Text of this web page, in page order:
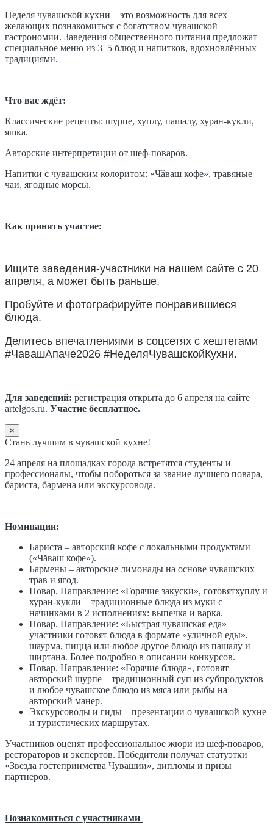
Неделя чувашской кухни – это возможность для всех
желающих познакомиться с богатством чувашской
гастрономии. Заведения общественного питания предложат
специальное меню из 3–5 блюд и напитков, вдохновлённых
традициями.
Что вас ждёт:
Классические рецепты: шурпе, хуплу, пашалу, хуран-кукли,
яшка.
Авторские интерпретации от шеф-поваров.
Напитки с чувашским колоритом: «Чăваш кофе», травяные
чаи, ягодные морсы.
Как принять участие:
Ищите заведения-участники на нашем сайте с 20
апреля, а может быть раньше.
Пробуйте и фотографируйте понравившиеся
блюда.
Делитесь впечатлениями в соцсетях с хештегами
#ЧавашАпаче2026 #НеделяЧувашскойКухни.
Для заведений: регистрация открыта до 6 апреля на сайте
artelgos.ru. Участие бесплатное.
×
Стань лучшим в чувашской кухне!
24 апреля на площадках города встретятся студенты и
профессионалы, чтобы побороться за звание лучшего повара,
бариста, бармена или экскурсовода.
Номинации:
Бариста – авторский кофе с локальными продуктами
(«Чăваш кофе»).
Бармены – авторские лимонады на основе чувашских
трав и ягод.
Повар. Направление: «Горячие закуски», готовятхуплу и
хуран-кукли – традиционные блюда из муки с
начинками в 2 исполнениях: выпечка и варка.
Повар. Направление: «Быстрая чувашская еда» –
участники готовят блюда в формате «уличной еды»,
шаурма, пицца или любое другое блюдо из пашалу и
ширтана. Более подробно в описании конкурсов.
Повар. Направление: «Горячие блюда», готовят
авторский шурпе – традиционный суп из субпродуктов
и любое чувашское блюдо из мяса или рыбы на
авторский манер.
Экскурсоводы и гиды – презентации о чувашской кухне
и туристических маршрутах.
Участников оценят профессиональное жюри из шеф-поваров,
рестораторов и экспертов. Победители получат статуэтки
«Звезда гостеприимства Чувашии», дипломы и призы
партнеров.
Познакомиться с участниками